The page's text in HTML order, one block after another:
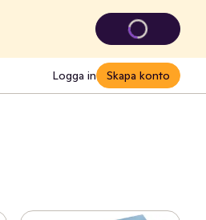
Logga in Skapa konto